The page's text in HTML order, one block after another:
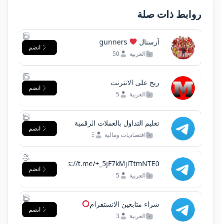
روابط ذات صلة
آرسنال
العربية 50
انضم
ربح على الانترنت
العربية 5
انضم
تعليم التداول بالعملات الرقمية
اقتصاديات ومالية 5
انضم
https://t.me/+_5jF7kMjlTtmNTE0
العربية 5
انضم
شراء متابعين الانستقرام
العربية 3
انضم